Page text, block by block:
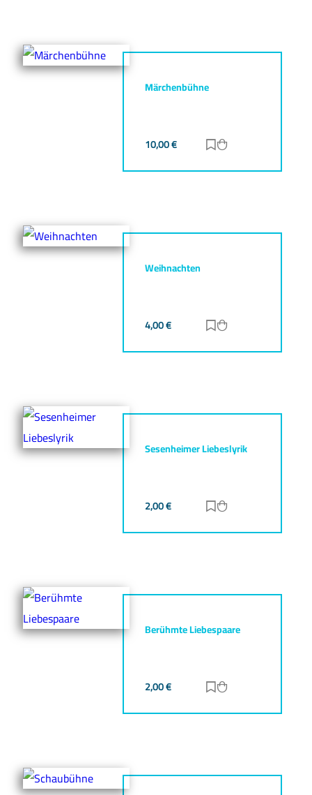
Märchenbühne
10,00€ Zur Merkliste
Weihnachten
4,00€ Zur Merkliste
Sesenheimer Liebeslyrik
2,00€ Zur Merkliste
Berühmte Liebespaare
2,00€ Zur Merkliste